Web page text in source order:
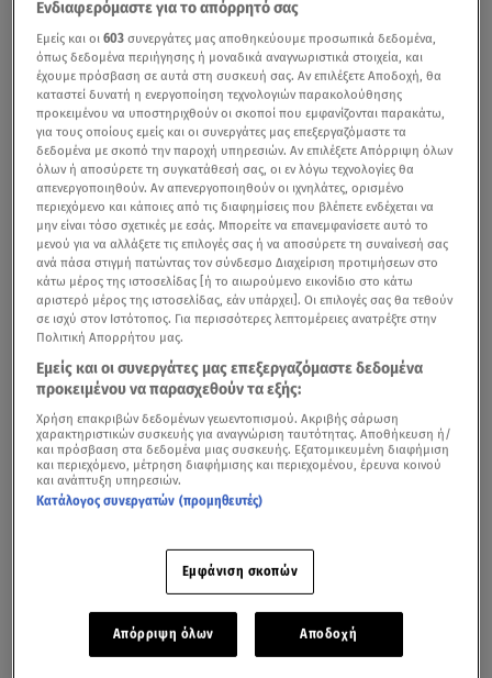
Ενδιαφερόμαστε για το απόρρητό σας
Εμείς και οι603 συνεργάτες μας αποθηκεύουμε προσωπικά δεδομένα,
όπως δεδομένα περιήγησης ή μοναδικά αναγνωριστικά στοιχεία, και
έχουμε πρόσβαση σε αυτά στη συσκευή σας. Αν επιλέξετε Αποδοχή, θα
καταστεί δυνατή η ενεργοποίηση τεχνολογιών παρακολούθησης
προκειμένου να υποστηριχθούν οι σκοποί που εμφανίζονται παρακάτω,
για τους οποίους εμείς και οι συνεργάτες μας επεξεργαζόμαστε τα
δεδομένα με σκοπό την παροχή υπηρεσιών. Αν επιλέξετε Απόρριψη όλων
όλων ή αποσύρετε τη συγκατάθεσή σας, οι εν λόγω τεχνολογίες θα
απενεργοποιηθούν. Αν απενεργοποιηθούν οι ιχνηλάτες, ορισμένο
περιεχόμενο και κάποιες από τις διαφημίσεις που βλέπετε ενδέχεται να
μην είναι τόσο σχετικές με εσάς. Μπορείτε να επανεμφανίσετε αυτό το
μενού για να αλλάξετε τις επιλογές σας ή να αποσύρετε τη συναίνεσή σας
ανά πάσα στιγμή πατώντας τον σύνδεσμο Διαχείριση προτιμήσεων στο
κάτω μέρος της ιστοσελίδας [ή το αιωρούμενο εικονίδιο στο κάτω
αριστερό μέρος της ιστοσελίδας, εάν υπάρχει]. Οι επιλογές σας θα τεθούν
σε ισχύ στον Ιστότοπος. Για περισσότερες λεπτομέρειες ανατρέξτε στην
Πολιτική Απορρήτου μας.
Εμείς και οι συνεργάτες μας επεξεργαζόμαστε δεδομένα
προκειμένου να παρασχεθούν τα εξής:
Χρήση επακριβών δεδομένων γεωεντοπισμού. Ακριβής σάρωση
χαρακτηριστικών συσκευής για αναγνώριση ταυτότητας. Αποθήκευση ή/
και πρόσβαση στα δεδομένα μιας συσκευής. Εξατομικευμένη διαφήμιση
και περιεχόμενο, μέτρηση διαφήμισης και περιεχομένου, έρευνα κοινού
και ανάπτυξη υπηρεσιών.
Κατάλογος συνεργατών (προμηθευτές)
Εμφάνιση σκοπών
Απόρριψη όλων Αποδοχή